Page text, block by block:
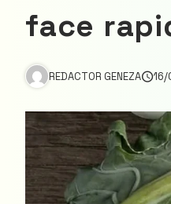
face
REDACTOR GENEZA